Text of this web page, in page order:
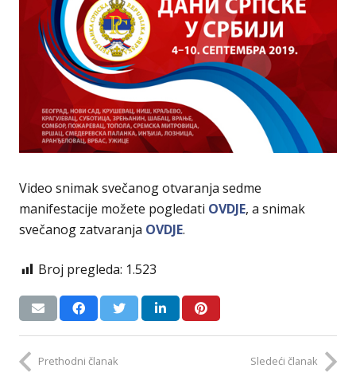
Video snimak svečanog otvaranja sedme
manifestacije možete pogledati OVDJE, a snimak
svečanog zatvaranja OVDJE.
Broj pregleda: 1.523
Prethodni članak Sledeći članak